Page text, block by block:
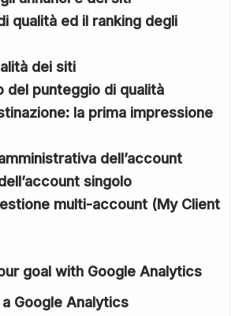
qualità ed il ranking degli
dei siti
del punteggio di qualità
la prima impressione
dell’account
singolo
multi-account (My Client
goal with Google Analytics
Google Analytics